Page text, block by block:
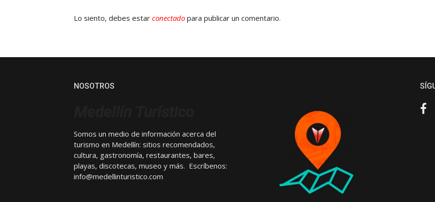
Lo siento, debes estar conectado para publicar un comentario.
NOSOTROS
Somos un medio de información acerca del
turismo en Medellín: sitios recomendados,
cultura, gastronomía, restaurantes, bares,
playas, discotecas, museo y más. Escríbenos:
info@medellinturistico.com